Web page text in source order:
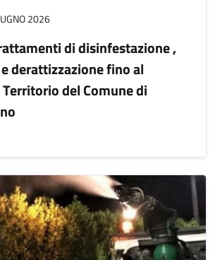
2026
di disinfestazione ,
derattizzazione fino al
del Comune di